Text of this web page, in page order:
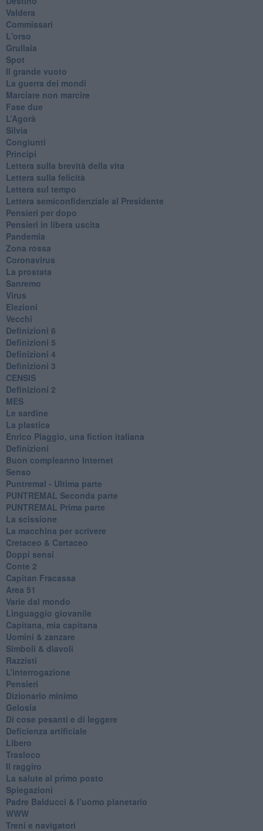
Valdera
Commissari
L'orso
Grullaia
Spot
​Il grande vuoto
​La guerra dei mondi
Marciare non marcire
Fase due
L’Agorà
Silvia
Congiunti
Principi
​Lettera sulla brevità della vita
​Lettera sulla felicità
​Lettera sul tempo
Lettera semiconfidenziale al Presidente
Pensieri per dopo
​Pensieri in libera uscita
Pandemia
Zona rossa
Coronavirus
La prostata
Sanremo
Virus
Elezioni
Vecchi
Definizioni 6
Definizioni 5
Definizioni 4
Definizioni 3
CENSIS
​Definizioni 2
MES
Le sardine
La plastica
​Enrico Piaggio, una fiction italiana
Definizioni
​Buon compleanno Internet
Senso
Puntremal - Ultima parte
PUNTREMAL Seconda parte
​PUNTREMAL Prima parte
La scissione
La macchina per scrivere
Cretaceo & Cartaceo
Doppi sensi
​Conte 2
​Capitan Fracassa
​Area 51
Varie dal mondo
​Linguaggio giovanile
​Capitana, mia capitana
Uomini & zanzare
​Simboli & diavoli
Razzisti
​L’interrogazione
Pensieri
​Dizionario minimo
Gelosia
Di cose pesanti e di leggere
​Deficienza artificiale
Libero
Trasloco
Il raggiro
​La salute al primo posto
Spiegazioni
Padre Balducci & l’uomo planetario
WWW
​Treni e navigatori